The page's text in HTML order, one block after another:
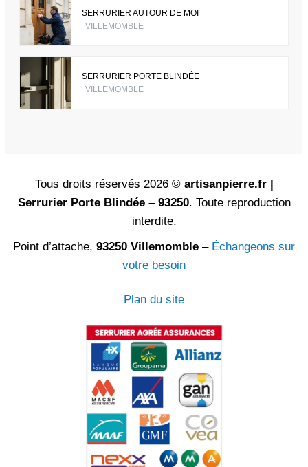
SERRURIER AUTOUR DE MOI
VILLEMOMBLE
SERRURIER PORTE BLINDÉE
VILLEMOMBLE
Tous droits réservés 2026 © artisanpierre.fr |
Serrurier Porte Blindée – 93250. Toute reproduction
interdite.
Point d’attache, 93250 Villemomble – Échangeons sur
votre besoin
Plan du site